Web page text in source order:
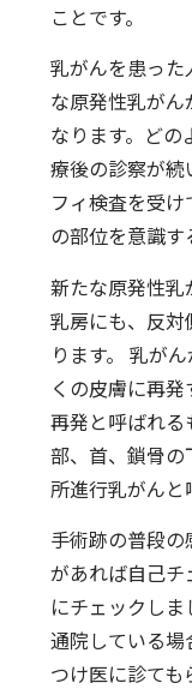
ことです。
乳がんを患った
な原発性乳がん
なります。ど
療後の診察が続
フィ検査を受
の部位を意識す
新たな原発性
乳房にも、反対
ります。 乳が
くの皮膚に再
再発と呼ばれる
部、首、鎖骨
所進行乳がんと
手術跡の普段
があれば自己
にチェックし
通院している場
つけ医に診ても